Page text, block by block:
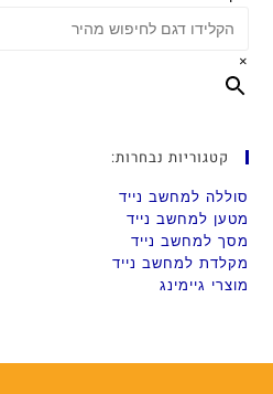
×
קטגוריות נבחרות:
סוללה למחשב נייד
מטען למחשב נייד
מסך למחשב נייד
מקלדת למחשב נייד
מוצרי גיימינג